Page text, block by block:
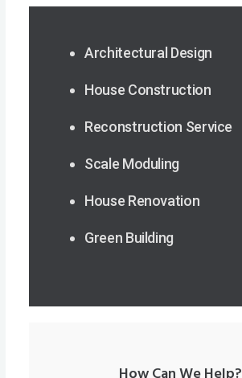
Architectural Design
House Construction
Reconstruction Service
Scale Moduling
House Renovation
Green Building